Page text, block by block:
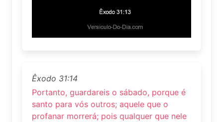
Êxodo 31:14
Portanto, guardareis o sábado, porque é
santo para vós outros; aquele que o
profanar morrerá; pois qualquer que nele